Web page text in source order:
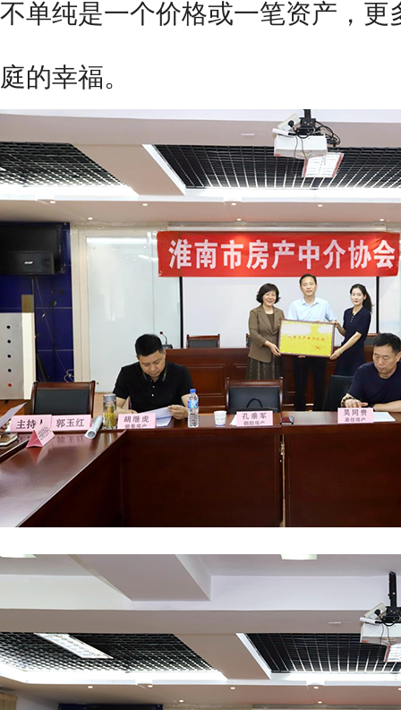
不单纯是一个价格或一笔资产，更
庭的幸福。